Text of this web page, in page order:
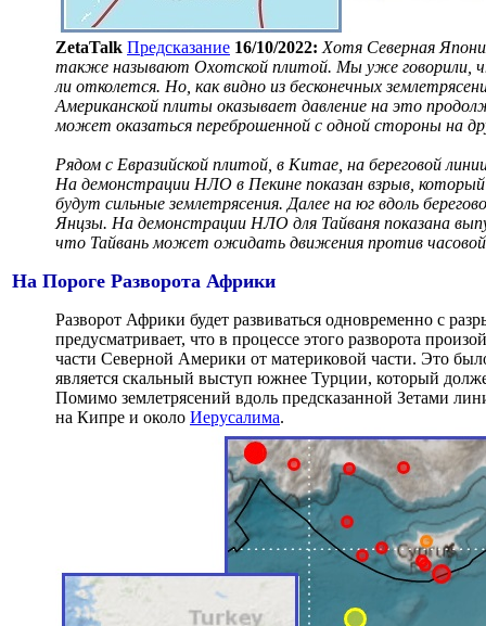
ZetaTalk Предсказание 16/10/2022: Хотя Северная
также называют Охотской плитой. Мы уже говорили,
ли отколется. Но, как видно из бесконечных
Американской плиты оказывает давление на это
может оказаться переброшенной с одной стороны на
Рядом с Евразийской плитой, в Китае, на береговой
На демонстрации НЛО в Пекине показан взрыв,
будут сильные землетрясения. Далее на юг вдоль
Янцзы. На демонстрации НЛО для Тайваня показана
что Тайвань может ожидать движения против часовой
На Пороге Разворота Африки
Разворот Африки будет развиваться одновременно с
предусматривает, что в процессе этого разворота
части Северной Америки от материковой части. Это
является скальный выступ южнее Турции, который
Помимо землетрясений вдоль предсказанной Зетами
на Кипре и около Иерусалима.